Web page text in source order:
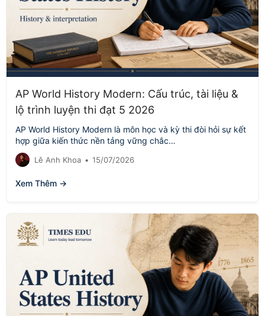
AP World History Modern: Cấu trúc, tài liệu &
lộ trình luyện thi đạt 5 2026
AP World History Modern là môn học và kỳ thi đòi hỏi sự kết
hợp giữa kiến thức nền tảng vững chắc…
Lê Anh Khoa • 15/07/2026
Xem Thêm →